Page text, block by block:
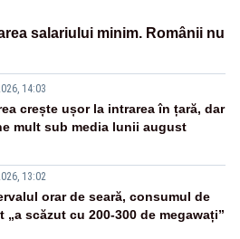
salariului minim. Românii nu
14:03
crește ușor la intrarea în țară, dar
mult sub media lunii august
13:02
orar de seară, consumul de
„a scăzut cu 200-300 de megawați”